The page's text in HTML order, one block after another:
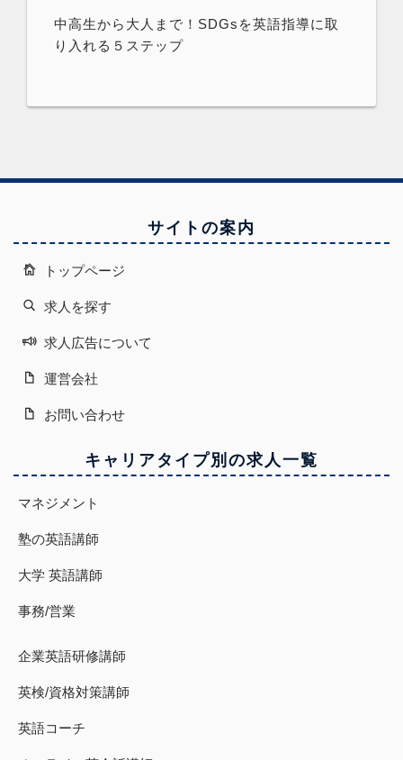
中高生から大人まで！SDGsを英語指導に取
り入れる５ステップ
サイトの案内
トップページ
求人を探す
求人広告について
運営会社
お問い合わせ
キャリアタイプ別の求人一覧
マネジメント
塾の英語講師
大学 英語講師
事務/営業
企業英語研修講師
英検/資格対策講師
英語コーチ